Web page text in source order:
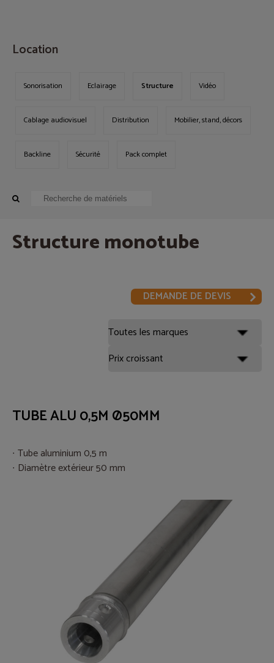
Location
Sonorisation Eclairage Structure Vidéo
Cablage audiovisuel Distribution Mobilier, stand, décors
Backline Sécurité Pack complet
Structure monotube
DEMANDE DE DEVIS
TUBE ALU 0,5M Ø50MM
Tube aluminium 0,5 m
Diamètre extérieur 50 mm